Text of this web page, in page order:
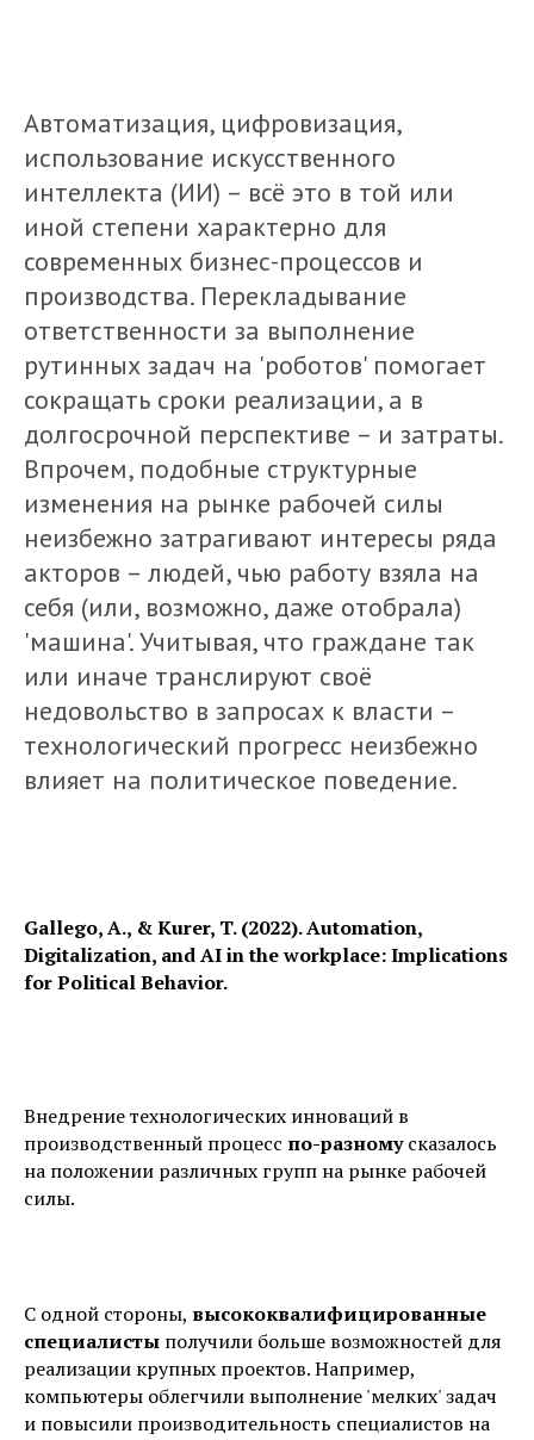
Автоматизация, цифровизация,
использование искусственного
интеллекта (ИИ) – всё это в той или
иной степени характерно для
современных бизнес-процессов и
производства. Перекладывание
ответственности за выполнение
рутинных задач на 'роботов' помогает
сокращать сроки реализации, а в
долгосрочной перспективе – и затраты.
Впрочем, подобные структурные
изменения на рынке рабочей силы
неизбежно затрагивают интересы ряда
акторов – людей, чью работу взяла на
себя (или, возможно, даже отобрала)
'машина'. Учитывая, что граждане так
или иначе транслируют своё
недовольство в запросах к власти –
технологический прогресс неизбежно
влияет на политическое поведение.
Gallego, A., & Kurer, T. (2022). Automation,
Digitalization, and AI in the workplace: Implications
for Political Behavior.
Внедрение технологических инноваций в
производственный процесс по-разномусказалось
на положении различных групп на рынке рабочей
силы.
С одной стороны, высококвалифицированные
специалисты получили больше возможностей для
реализации крупных проектов. Например,
компьютеры облегчили выполнение 'мелких' задач
и повысили производительность специалистов на